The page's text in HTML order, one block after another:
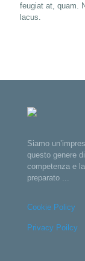
feugiat at, quam.
lacus.
Siamo
questo genere
competenza e
preparato ...
Cookie Policy
Privacy Poilcy